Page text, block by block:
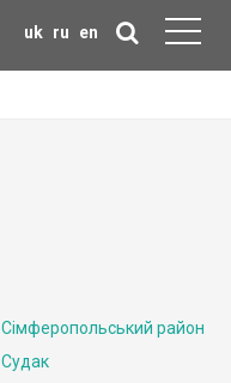
uk ru en
Сімферопольський район
Судак